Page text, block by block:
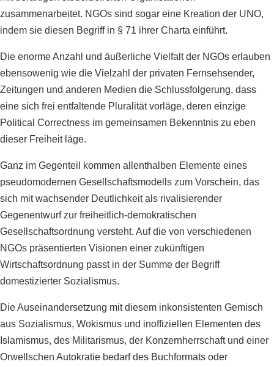
zusammenarbeitet. NGOs sind sogar eine Kreation der UNO,
indem sie diesen Begriff in § 71 ihrer Charta einführt.
Die enorme Anzahl und äußerliche Vielfalt der NGOs erlauben
ebensowenig wie die Vielzahl der privaten Fernsehsender,
Zeitungen und anderen Medien die Schlussfolgerung, dass
eine sich frei entfaltende Pluralität vorläge, deren einzige
Political Correctness im gemeinsamen Bekenntnis zu eben
dieser Freiheit läge.
Ganz im Gegenteil kommen allenthalben Elemente eines
pseudomodernen Gesellschaftsmodells zum Vorschein, das
sich mit wachsender Deutlichkeit als rivalisierender
Gegenentwurf zur freiheitlich-demokratischen
Gesellschaftsordnung versteht. Auf die von verschiedenen
NGOs präsentierten Visionen einer zukünftigen
Wirtschaftsordnung passt in der Summe der Begriff
domestizierter Sozialismus.
Die Auseinandersetzung mit diesem inkonsistenten Gemisch
aus Sozialismus, Wokismus und inoffiziellen Elementen des
Islamismus, des Militarismus, der Konzernherrschaft und einer
Orwellschen Autokratie bedarf des Buchformats oder